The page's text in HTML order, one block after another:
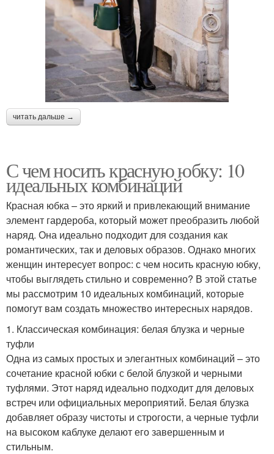
читать дальше →
С чем носить красную юбку: 10
идеальных комбинаций
Красная юбка – это яркий и привлекающий внимание
элемент гардероба, который может преобразить любой
наряд. Она идеально подходит для создания как
романтических, так и деловых образов. Однако многих
женщин интересует вопрос: с чем носить красную юбку,
чтобы выглядеть стильно и современно? В этой статье
мы рассмотрим 10 идеальных комбинаций, которые
помогут вам создать множество интересных нарядов.
1. Классическая комбинация: белая блузка и черные
туфли
Одна из самых простых и элегантных комбинаций – это
сочетание красной юбки с белой блузкой и черными
туфлями. Этот наряд идеально подходит для деловых
встреч или официальных мероприятий. Белая блузка
добавляет образу чистоты и строгости, а черные туфли
на высоком каблуке делают его завершенным и
стильным.